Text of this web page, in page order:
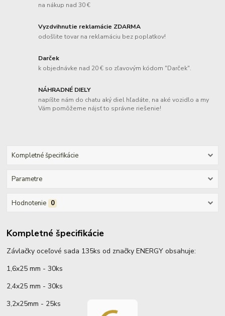
na nákup nad 30 €
Vyzdvihnutie reklamácie ZDARMA
odošlite tovar na reklamáciu bez poplatkov!
Darček
k objednávke nad 20 € so zľavovým kódom "Darček".
NÁHRADNÉ DIELY
napíšte nám do chatu aký diel hľadáte, na aké vozidlo a my
Vám pomôžeme nájsť to správne riešenie!
Kompletné špecifikácie
Parametre
Hodnotenie 0
Kompletné špecifikácie
Závlačky oceľové sada 135ks od značky ENERGY obsahuje:
1,6x25 mm - 30ks
2,4x25 mm - 30ks
3,2x25mm - 25ks